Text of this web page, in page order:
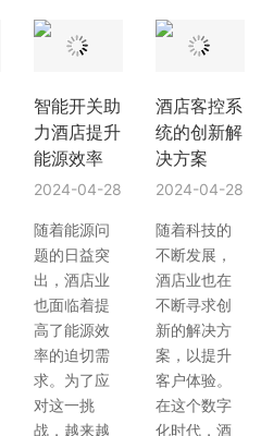
智能开关助
力酒店提升
能源效率
2024-04-28
随着能源问
题的日益突
出，酒店业
也面临着提
高了能源效
率的迫切需
求。为了应
对这一挑
战，越来越
酒店客控系
统的创新解
决方案
2024-04-28
随着科技的
不断发展，
酒店业也在
不断寻求创
新的解决方
案，以提升
客户体验。
在这个数字
化时代，酒